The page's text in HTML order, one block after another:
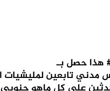
مدني تابعين